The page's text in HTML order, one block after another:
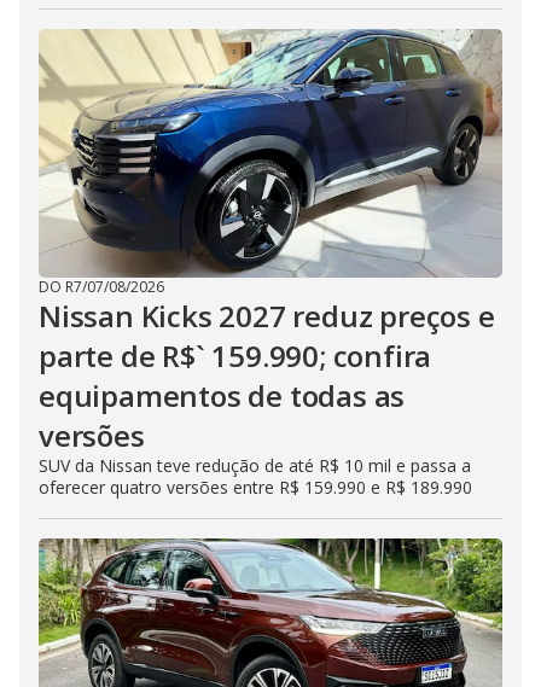
DO R7/07/08/2026
Nissan Kicks 2027 reduz preços e
parte de R$` 159.990; confira
equipamentos de todas as
versões
SUV da Nissan teve redução de até R$ 10 mil e passa a
oferecer quatro versões entre R$ 159.990 e R$ 189.990